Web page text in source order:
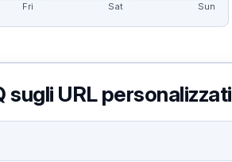
Fri Sat Sun
sugli URL personalizzati